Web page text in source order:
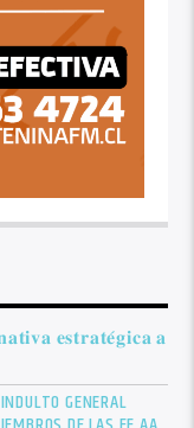
𝐞𝐬𝐭𝐫𝐚𝐭𝐞́𝐠𝐢𝐜𝐚 𝐚
GENERAL